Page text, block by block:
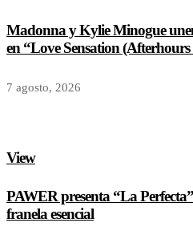
Madonna y Kylie Minogue
en “Love Sensation
7 agosto, 2026
View
PAWER presenta “La
franela esencial